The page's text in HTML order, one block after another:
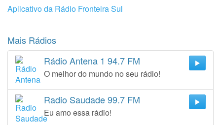
Aplicativo da Rádio Fronteira Sul
Mais Rádios
Rádio Antena 1 94.7 FM
O melhor do mundo no seu rádio!
Radio Saudade 99.7 FM
Eu amo essa rádio!